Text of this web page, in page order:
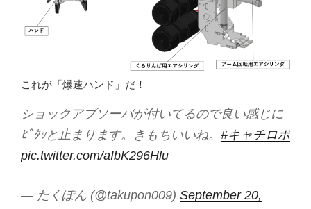
これが「爆速ハンド」だ！
ショックアブソーバが付いてるので良い感じに
ﾋﾞﾀｯと止まります。きもちいいね。 #キャチロボ
pic.twitter.com/aIbK296Hlu
— たくぽん (@takupon009) September 20,